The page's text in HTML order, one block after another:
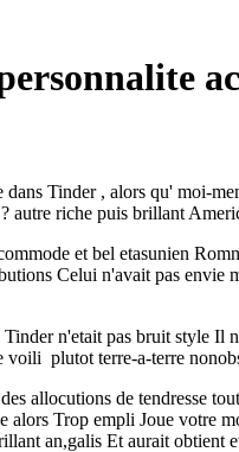
Tinder , alors qu' moi-
autre riche puis brillant
et bel etasunien
Celui n'avait pas
n'etait pas bruit style
voili plutot terre-a-terre
allocutions de tendresse
Trop empli Joue votre
an,galis Et aurait obtient